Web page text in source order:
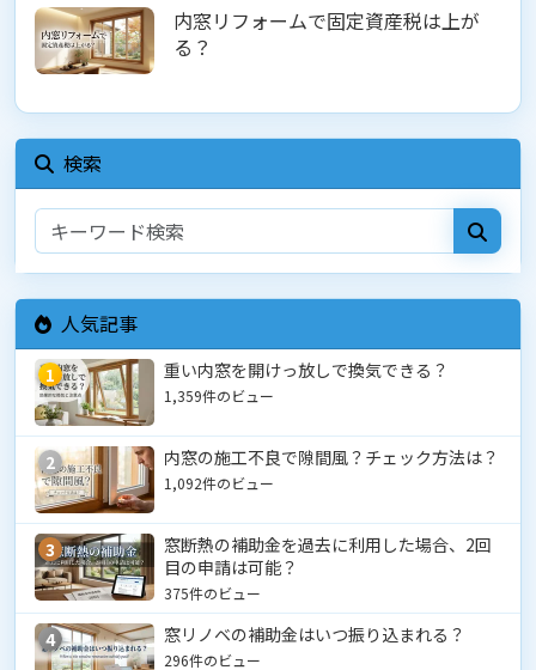
内窓リフォームで固定資産税は上が
る？
検索
人気記事
1 重い内窓を開けっ放しで換気できる？
1,359件のビュー
2 内窓の施工不良で隙間風？チェック方法は？
1,092件のビュー
3
窓断熱の補助金を過去に利用した場合、2回
目の申請は可能？
375件のビュー
4 窓リノベの補助金はいつ振り込まれる？
296件のビュー